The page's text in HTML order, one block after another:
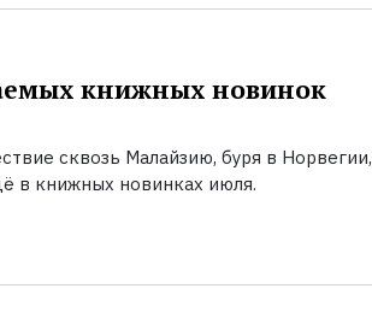
книжных новинок
сквозь Малайзию, буря в Норвегии,
в книжных новинках июля.